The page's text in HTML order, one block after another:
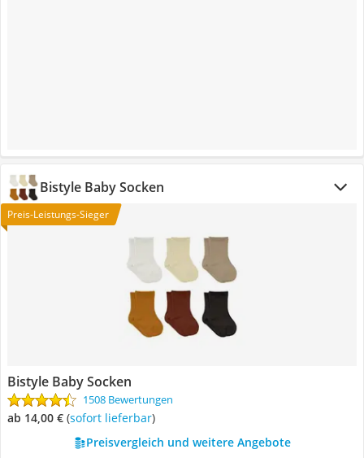
Bistyle Baby Socken
Preis-Leistungs-Sieger
Bistyle Baby Socken
1508 Bewertungen
ab 14,00 € ( Sofort lieferbar)
Preisvergleich und weitere Angebote